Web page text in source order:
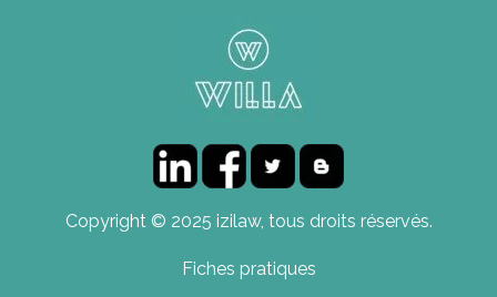
Copyright © 2025 izilaw, tous droits réservés.
Fiches pratiques